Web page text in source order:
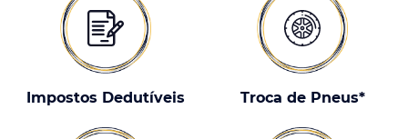
Impostos Dedutíveis Troca de Pneus*